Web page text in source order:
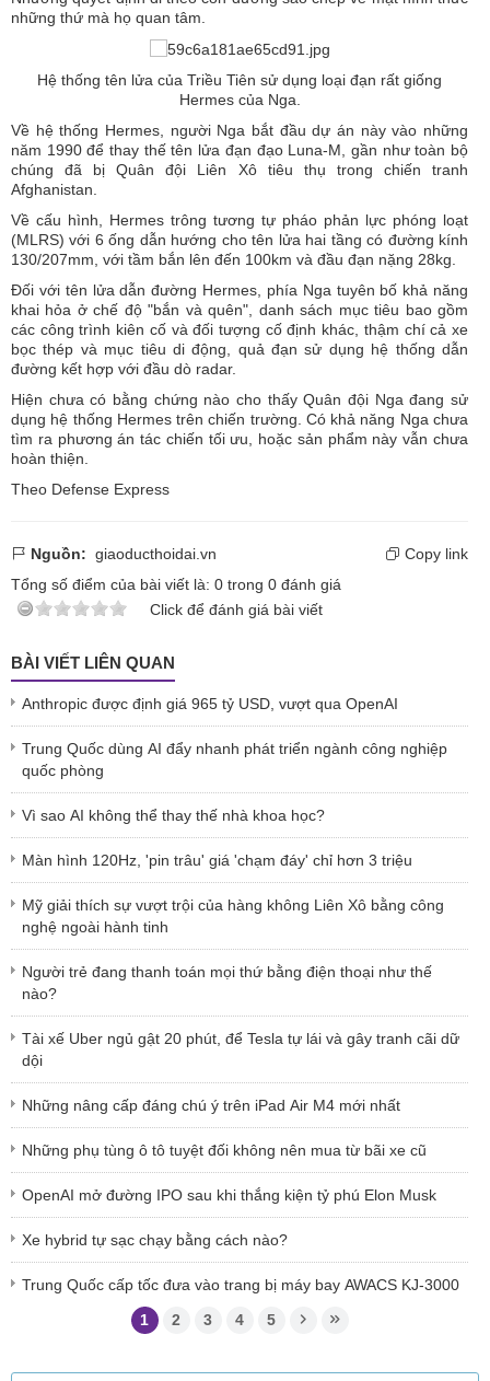
những thứ mà họ quan tâm.
Hệ thống tên lửa của Triều Tiên sử dụng loại đạn rất giống
Hermes của Nga.
Về hệ thống Hermes, người Nga bắt đầu dự án này vào những
năm 1990 để thay thế tên lửa đạn đạo Luna-M, gần như toàn bộ
chúng đã bị Quân đội Liên Xô tiêu thụ trong chiến tranh
Afghanistan.
Về cấu hình, Hermes trông tương tự pháo phản lực phóng loạt
(MLRS) với 6 ống dẫn hướng cho tên lửa hai tầng có đường kính
130/207mm, với tầm bắn lên đến 100km và đầu đạn nặng 28kg.
Đối với tên lửa dẫn đường Hermes, phía Nga tuyên bố khả năng
khai hỏa ở chế độ "bắn và quên", danh sách mục tiêu bao gồm
các công trình kiên cố và đối tượng cố định khác, thậm chí cả xe
bọc thép và mục tiêu di động, quả đạn sử dụng hệ thống dẫn
đường kết hợp với đầu dò radar.
Hiện chưa có bằng chứng nào cho thấy Quân đội Nga đang sử
dụng hệ thống Hermes trên chiến trường. Có khả năng Nga chưa
tìm ra phương án tác chiến tối ưu, hoặc sản phẩm này vẫn chưa
hoàn thiện.
Theo Defense Express
Nguồn: giaoducthoidai.vn
Copy link
Tổng số điểm của bài viết là: 0 trong 0 đánh giá
Click để đánh giá bài viết
BÀI VIẾT LIÊN QUAN
Anthropic được định giá 965 tỷ USD, vượt qua OpenAI
Trung Quốc dùng AI đẩy nhanh phát triển ngành công nghiệp
quốc phòng
Vì sao AI không thể thay thế nhà khoa học?
Màn hình 120Hz, 'pin trâu' giá 'chạm đáy' chỉ hơn 3 triệu
Mỹ giải thích sự vượt trội của hàng không Liên Xô bằng công
nghệ ngoài hành tinh
Người trẻ đang thanh toán mọi thứ bằng điện thoại như thế
nào?
Tài xế Uber ngủ gật 20 phút, để Tesla tự lái và gây tranh cãi dữ
dội
Những nâng cấp đáng chú ý trên iPad Air M4 mới nhất
Những phụ tùng ô tô tuyệt đối không nên mua từ bãi xe cũ
OpenAI mở đường IPO sau khi thắng kiện tỷ phú Elon Musk
Xe hybrid tự sạc chạy bằng cách nào?
Trung Quốc cấp tốc đưa vào trang bị máy bay AWACS KJ-3000
1 2 3 4 5